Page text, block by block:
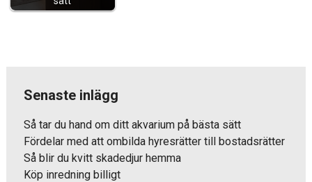
Senaste inlägg
Så tar du hand om ditt akvarium på bästa sätt
Fördelar med att ombilda hyresrätter till bostadsrätter
Så blir du kvitt skadedjur hemma
Köp inredning billigt